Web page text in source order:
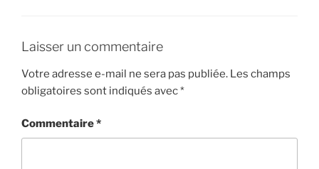
Laisser un commentaire
Votre adresse e-mail ne sera pas publiée. Les champs
obligatoires sont indiqués avec*
Commentaire*